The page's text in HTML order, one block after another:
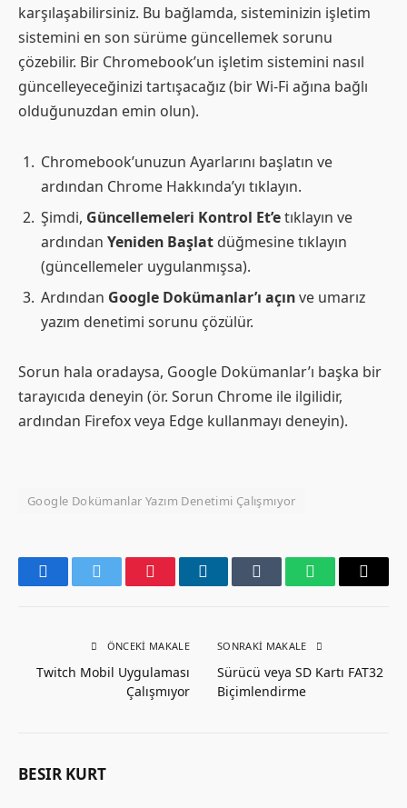
karşılaşabilirsiniz. Bu bağlamda, sisteminizin işletim
sistemini en son sürüme güncellemek sorunu
çözebilir. Bir Chromebook’un işletim sistemini nasıl
güncelleyeceğinizi tartışacağız (bir Wi-Fi ağına bağlı
olduğunuzdan emin olun).
Chromebook’unuzun Ayarlarını başlatın ve
ardından Chrome Hakkında’yı tıklayın.
Şimdi, Güncellemeleri Kontrol Et’etıklayın ve
ardından Yeniden Başlat düğmesine tıklayın
(güncellemeler uygulanmışsa).
Ardından Google Dokümanlar’ı açınve umarız
yazım denetimi sorunu çözülür.
Sorun hala oradaysa, Google Dokümanlar’ı başka bir
tarayıcıda deneyin (ör. Sorun Chrome ile ilgilidir,
ardından Firefox veya Edge kullanmayı deneyin).
Google Dokümanlar Yazım Denetimi Çalışmıyor
FacebookTwitter PinterestLinkedInTumblr WhatsAppEmail
ÖNCEKI MAKALE
Twitch Mobil Uygulaması
Çalışmıyor
SONRAKI MAKALE
Sürücü veya SD Kartı FAT32
Biçimlendirme
BESIR KURT